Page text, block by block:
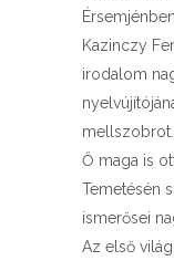
Kazinczy
irodalom
mellszobrot.
Ő maga is
Temetésén
ismerősei
Az első